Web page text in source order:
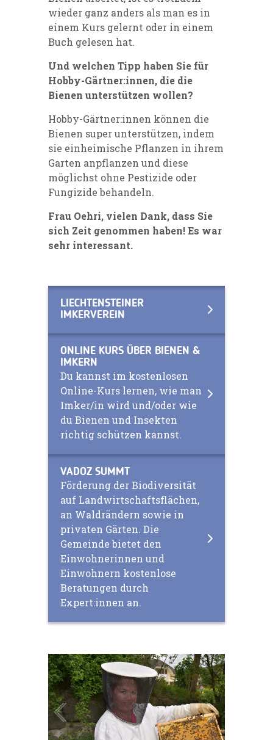
wieder ganz anders als man es in
einem Kurs gelernt oder in einem
Buch gelesen hat.
Und welchen Tipp haben Sie für
Hobby-Gärtner:innen, die die
Bienen unterstützen wollen?
Hobby-Gärtner:innen können die
Bienen super unterstützen, indem
sie einheimische Pflanzen in ihrem
Garten anpflanzen und diese
möglichst ohne Pestizide oder
Fungizide behandeln.
Frau Oehri, vielen Dank, dass Sie
sich Zeit genommen haben! Es war
sehr interessant.
LIECHTENSTEINER
IMKERVEREIN
ONLINE KURS ÜBER BIENEN &
IMKERN
Du kannst im kostenlosen
Online-Kurs lernen, wie man
Imker/in wird und/oder wie
du Bienen und Insekten
richtig schützen kannst.
VADOZ SUMMT
Förderung der Biodiversität
auf Landwirtschaftsflächen,
an Waldrändern sowie in
privaten Gärten. Die
Gemeinde bietet den
Einwohnerinnen und
Einwohnern kostenlose
Beratungen durch
Expert:innen an.